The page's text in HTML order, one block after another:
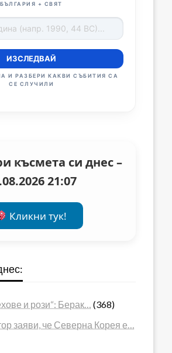
БЪЛГАРИЯ + СВЯТ
ИЗСЛЕДВАЙ
И РАЗБЕРИ КАКВИ СЪБИТИЯ СА
СЕ СЛУЧИЛИ
късмета си днес –
21:07
Кликни тук!
и рози“: Берак…
(368)
заяви, че Северна Корея е…